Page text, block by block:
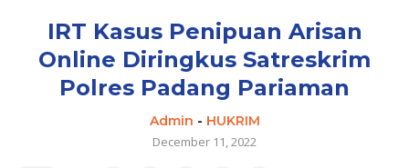
k
n
IRT Kasus Penipuan Arisan
Online Diringkus Satreskrim
Polres Padang Pariaman
Admin - HUKRIM
December 11, 2022